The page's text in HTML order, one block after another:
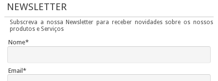
NEWSLETTER
Subscreva a nossa Newsletter para receber novidades sobre os nossos
produtos e Serviços
Nome*
Email*